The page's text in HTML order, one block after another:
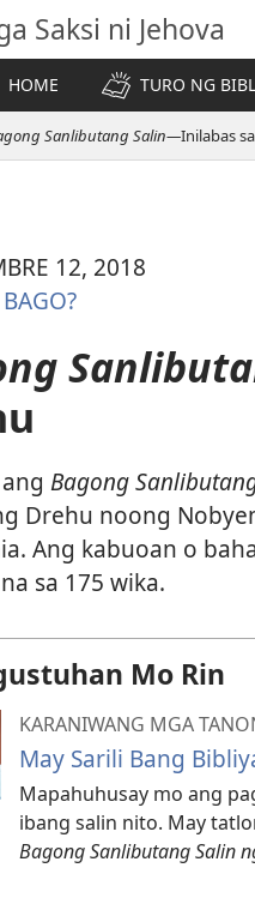
Saksi ni Jehova
HOME
TURO NG
Sanlibutang Salin—Inilabas
12, 2018
Bagong
Drehu noong
Ang kabuoan o
sa 175 wika.
Mo Rin
KARANIWANG MGA
May Sarili Bang
Mapahuhusay mo ang
ibang salin nito. May
Bagong Sanlibutang Salin